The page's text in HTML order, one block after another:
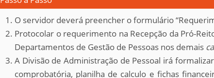
O servidor deverá preencher o formulário
Protocolar o requerimento na Recepção da Pró-
Departamentos de Gestão de Pessoas nos demais
A Divisão de Administração de Pessoal irá
comprobatória, planilha de calculo e fichas